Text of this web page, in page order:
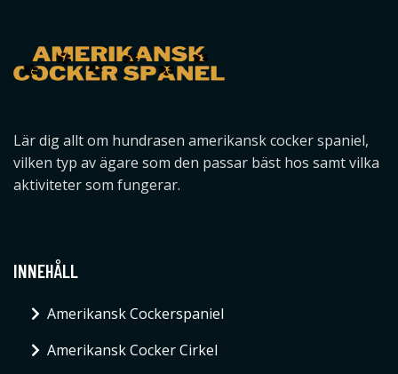
Lär dig allt om hundrasen amerikansk cocker spaniel,
vilken typ av ägare som den passar bäst hos samt vilka
aktiviteter som fungerar.
INNEHÅLL
Amerikansk Cockerspaniel
Amerikansk Cocker Cirkel